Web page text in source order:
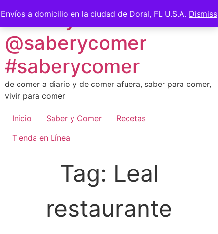
Envíos a domicilio en la ciudad de Doral, FL U.S.A. Dismiss
to
content
Saber y Comer -
@saberycomer
#saberycomer
de comer a diario y de comer afuera, saber para comer,
vivir para comer
Inicio Saber y Comer
Recetas
Tienda en Línea
Tag: Leal
restaurante